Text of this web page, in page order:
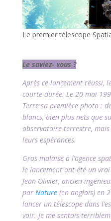
Le premier télescope
Le saviez- vous ?
Après ce lancement réussi,
courte durée. Le 20 mai
Terre sa première photo :
blancs, bien plus nets que
observatoire terrestre,
leurs espérances.
Gros malaise à l’agence
le lancement ont été un
Jean Olivier, ancien
par Nature(en anglais) en
lancer un télescope dans
voir. Je me sentais